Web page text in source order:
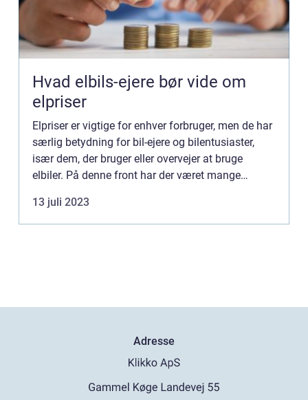
Hvad elbils-ejere bør vide om
elpriser
Elpriser er vigtige for enhver forbruger, men de har
særlig betydning for bil-ejere og bilentusiaster,
især dem, der bruger eller overvejer at bruge
elbiler. På denne front har der været mange
begyndende at fl...
13 juli 2023
Adresse